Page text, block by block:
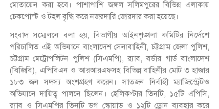
মোতায়েন করা হবে। পাশাপাশি জঙ্গল সলিমপুরের বিভিন্ন এলাকায়
চেকপোস্ট ও টহল বৃদ্ধি করে নজরদারি জোরদার করা হয়েছে।
সংবাদ সম্মেলনে বলা হয়, বিভাগীয় আইনশৃঙ্খলা কমিটির নির্দেশে
পরিচালিত এই অভিযানে বাংলাদেশ সেনাবাহিনী, চট্টগ্রাম জেলা পুলিশ,
চট্টগ্রাম মেট্রোপলিটন পুলিশ (সিএমপি), র‍্যাব, বর্ডার গার্ড বাংলাদেশ
(বিজিবি), এপিবিএন ও আরআরএফসহ বিভিন্ন বাহিনীর মোট ৩ হাজার
১৮৩ জন সদস্য অংশগ্রহণ করেন। সাতজন নির্বাহী ম্যাজিস্ট্রেটও
অভিযানে দায়িত্ব পালনে ছিলেন। হেলিকপ্টার তিনটি, ১৫টি এপিসি,
র‍্যাব ও সিএমপির তিনটি ডগ স্কোয়াড ও ১২টি ড্রোন ব্যবহার করে